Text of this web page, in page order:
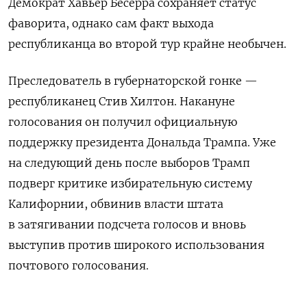
Демократ Хавьер Бесерра сохраняет статус
фаворита, однако сам факт выхода
республиканца во второй тур крайне необычен.
Преследователь в губернаторской гонке —
республиканец Стив Хилтон. Накануне
голосования он получил официальную
поддержку президента Дональда Трампа. Уже
на следующий день после выборов Трамп
подверг критике избирательную систему
Калифорнии, обвинив власти штата
в затягивании подсчета голосов и вновь
выступив против широкого использования
почтового голосования.